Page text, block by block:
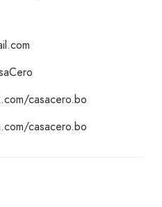
casacero.bo
casacero.bo